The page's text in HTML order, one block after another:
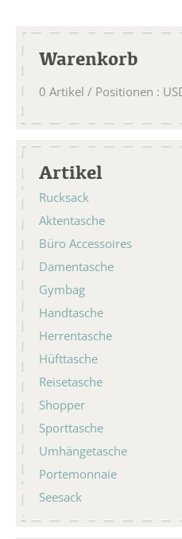
Warenkorb
0 Artikel / Positionen :
Artikel
Rucksack
Aktentasche
Büro Accessoires
Damentasche
Gymbag
Handtasche
Herrentasche
Hüfttasche
Reisetasche
Shopper
Sporttasche
Umhängetasche
Portemonnaie
Seesack